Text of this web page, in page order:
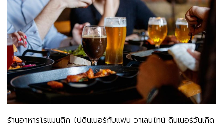
ร้านอาหารโรแมนติก ไปดินเนอร์กับแฟน วาเลนไทน์ ดินเนอร์วันเกิด